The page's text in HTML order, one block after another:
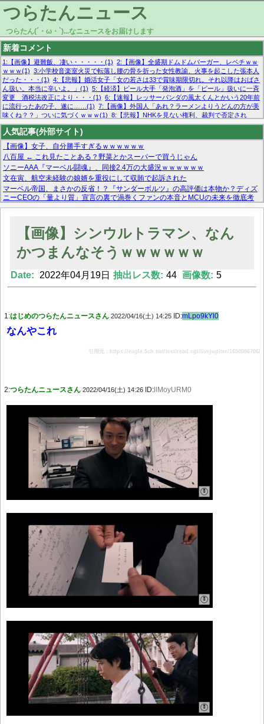
つらたんニュース
つらたん(´・ω・`)...なニュースをお届けします
新着コメント
1:【画像】避難飯、凄い・・・・・(1) 2:【画像】全盛期ドムドムバーガー、レベチｗｗ
ｗｗｗ(1) 3:小学校音楽室火災で転落し腰の骨を折った女性教諭、火事を起こした張本人
だった・・・(1) 4:【悲報】婚活女子「女の若さは33で賞味期限切れ。それ以降はおばさ
ん扱い。本当に辛いよ。」(1) 5:【経済】ビール大手「発泡酒」を「ビール」扱いに一斉
変更 酒税法改正により・・・(1) 6:【速報】レッサーパンダの風太くんとかいう20年前
に流行ったあの子、遂に……(1) 7:【画像】外国人「あれ？ラーメンよりうどんの方が美
味くね？？」ついに気づくｗｗｗ(1) 8:【悲報】NHKを見ない権利、裁判で否定され
る・・・(1) 9:欧州委員長「原発縮小は間違いでした」(1) 10:【悲報】日本企業の人手不
足、限界突破 52%「正社員も足りてません…」(1)
人気記事(外部サイト)
【画像】女子、自分勝手すぎるｗｗｗｗｗｗ
八百屋 ← これ見たことある？野菜とかスーパーで買うじゃん
ソニーAAA『マーベル闘魂』、同接2.4万の大盛況ｗｗｗｗｗｗ
文在寅、航空未経験の娘婿を重役にして収賄で起訴された
マーベル帝国、まさかの反省！？『サンダーボルツ』の高評価は本物か？ディズ
ニーCEOの「量より質」宣言の裏で渦巻くファンの本音とMCUの未来を徹底考
察！
【画像あり】FacebookとかTwitterで拾ったエロ画像貼ってくよ
【画像】シンウルトラマン、なん
かつまんなそうｗｗｗｗｗｗ
Date: 2022年04月19日 抽出レス数: 44 画像数: 5
1:はじめのつらたんニュースさん 2022/04/16(土) 14:25 ID:mLpo9kYl0
なんやこれ
引用元：https://eagle.5ch.net/test/read.cgi/livejupiter/1650086706/
2:つらたんニュースさん 2022/04/16(土) 14:26 ID: llMoyURM0